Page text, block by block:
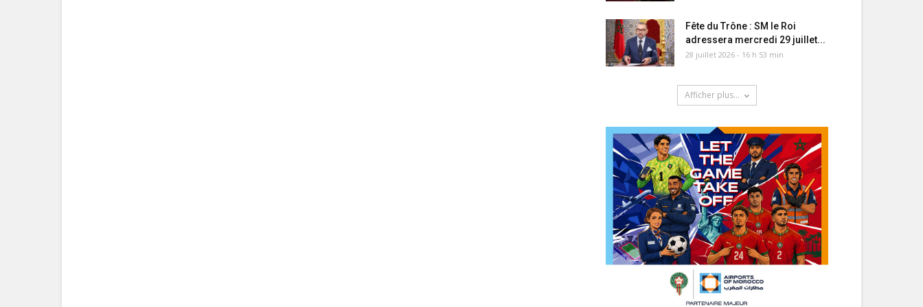
Fête du Trône : SM le Roi
adressera mercredi 29 juillet...
28 juillet 2026 - 16 h 53 min
Afficher plus...